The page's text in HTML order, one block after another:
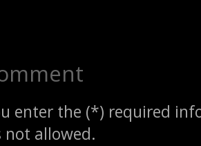
enter the (*) required
not allowed.